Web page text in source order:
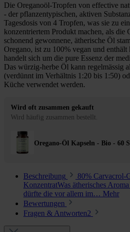
Die Oreganoöl-Tropfen von effective
- der pflanzentypischen, aktiven
Tagesdosis von 4 Tropfen, was sie zu
konzentriertem Produkt machen, als die
schonend gewonnene, ätherische Öl
Oregano, ist zu 100% vegan und
handelt sich um die pure Essenz der
Das würzig-herbe Öl kann regelmässig
(verdünnt im Verhältnis 1:20 bis 1:50)
Küche verwendet werden.
Wird oft zusammen gekauft
Wird häufig zusammen bestellt.
Oregano-Öl Kapseln - Bio - 60
Beschreibung
80% Carvacrol-
KonzentratWas ätherisches
dürfte die vor allem im… Mehr
Bewertungen
Fragen & Antworten2